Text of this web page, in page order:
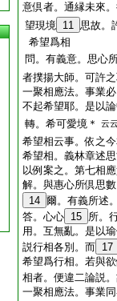
意倶者。通縁未來
望現境 11 思故。
希望爲相
問。有義意。思心
者撲揚大師。可許
一聚相應法。事業
不起希望耶。是以
轉。希可愛境＊
云
希望相云事。依之
希望相。義林章述
以例案之。第七相
解。與惠心所倶思
14 爾。有義所述
答。心心 15 所。
用。互無亂。是以
説行相各別。而 17
希望爲行相。若與
相者。便違二論説
一聚相應法。事業